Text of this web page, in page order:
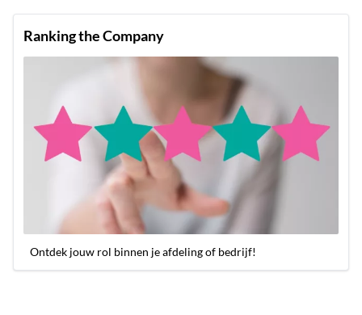
Ranking the Company
Ontdek jouw rol binnen je afdeling of bedrijf!